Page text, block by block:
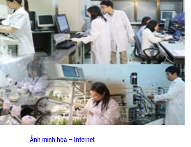
Ảnh minh họa – Internet